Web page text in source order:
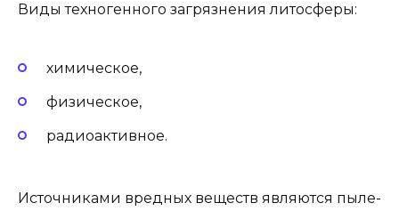
Виды техногенного загрязнения литосферы:
химическое,
физическое,
радиоактивное.
Источниками вредных веществ являются пыле-